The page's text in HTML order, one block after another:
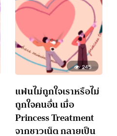
245
แฟนไม่ถูกใจเราหรือไม่
ถูกใจคนอื่น เมื่อ
Princess Treatment
จากชาวเน็ต กลายเป็น